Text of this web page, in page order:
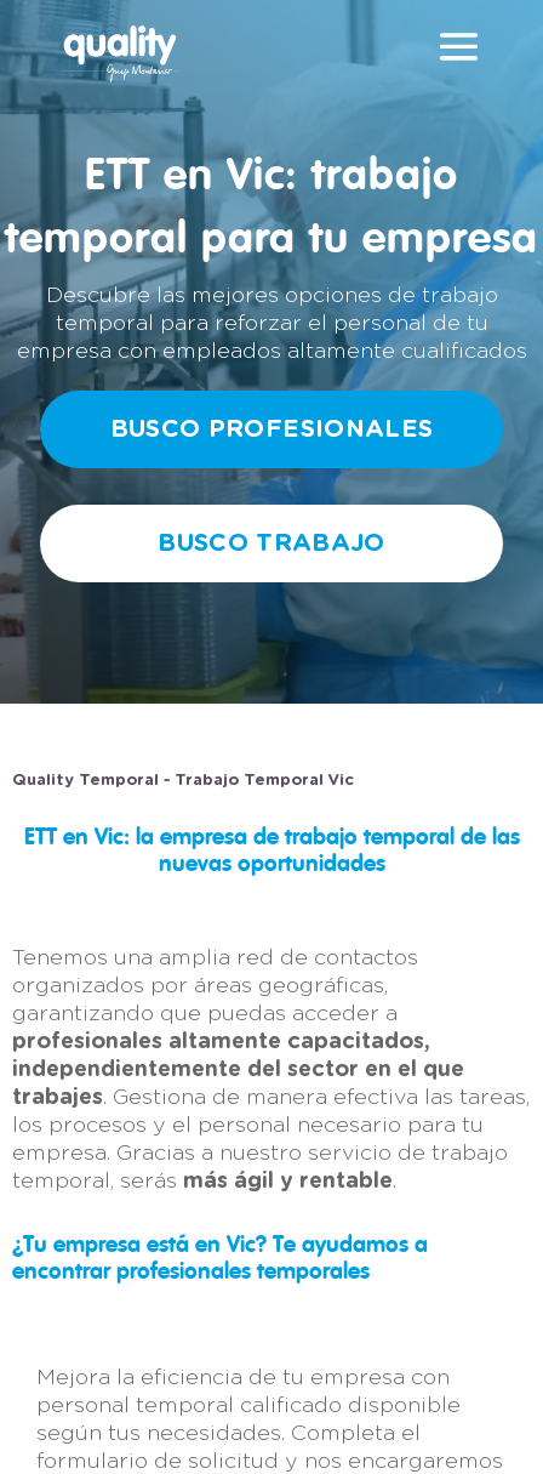
Reproductor
ETT en Vic: trabajo
temporal para tu empresa
Descubre las mejores opciones de trabajo
temporal para reforzar el personal de tu
empresa con empleados altamente cualificados
BUSCO PROFESIONALES
BUSCO TRABAJO
Quality Temporal - Trabajo Temporal Vic
ETT en Vic: la empresa de trabajo temporal de las
nuevas oportunidades
Tenemos una amplia red de contactos
organizados por áreas geográficas,
garantizando que puedas acceder a
profesionales altamente capacitados,
independientemente del sector en el que
trabajes. Gestiona de manera efectiva las tareas,
los procesos y el personal necesario para tu
empresa. Gracias a nuestro servicio de trabajo
temporal, serás más ágil y rentable.
¿Tu empresa está en Vic? Te ayudamos a
encontrar profesionales temporales
Mejora la eficiencia de tu empresa con
personal temporal calificado disponible
según tus necesidades. Completa el
formulario de solicitud y nos encargaremos